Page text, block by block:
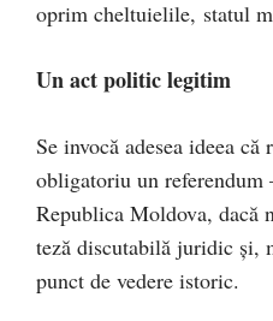
oprim cheltuielile, statul
Un act politic legitim
Se invocă adesea ideea
obligatoriu un referendum
Republica Moldova, dacă
teză discutabilă juridic și,
punct de vedere istoric.